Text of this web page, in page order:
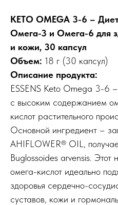
KETO OMEGA 3-6 –
Омега-3 и Омега-6 для
и кожи, 30 капсул
Объем: 18 г (30 капсул)
Описание продукта:
ESSENS Keto Omega 3-6
с высоким содержанием
кислот растительного
Основной ингредиент –
AHIFLOWER® OIL,
Buglossoides arvensis. Этот
омега-кислот идеально
здоровья сердечно-
суставов, кожи и